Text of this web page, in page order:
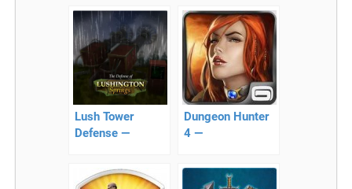
Lush Tower
Defense —
для Android
Dungeon Hunter
4 —
RGP